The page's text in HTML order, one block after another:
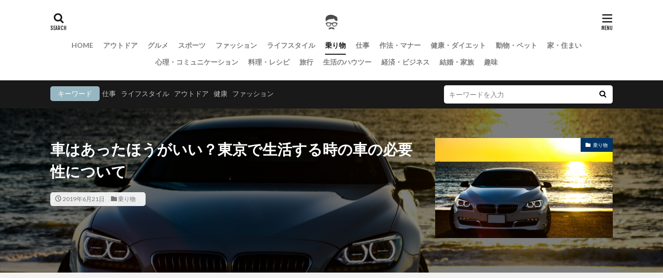
HOME アウトドア グルメ スポーツ ファッション ライフスタイル 乗り物 仕事 作法・マナー 健康・ダイエット 動物・ペット
家・住まい
心理・コミュニケーション
料理・レシピ 旅行 生活のハウツー 経済・ビジネス 結婚・家族 趣味
キーワード 仕事 ライフスタイル アウトドア 健康 ファッション
車はあったほうがいい？東京で生活する時の車の必要
性について
2019年6月21日 乗り物
乗り物